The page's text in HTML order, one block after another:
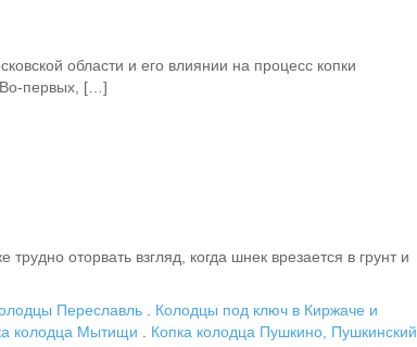
области и его влиянии на процесс копки
Во-первых, […]
оторвать взгляд, когда шнек врезается в грунт и
Переславль
Колодцы под ключ в Киржаче и
колодца Мытищи
Копка колодца Пушкино, Пушкинский